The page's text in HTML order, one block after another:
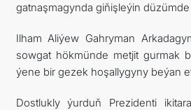
gatnaşmagynda giňişleýin
Ilham Aliýew Gahryman
sowgat hökmünde metjit gurmak
ýene bir gezek hoşallygyny beýan
Dostlukly ýurduň Prezidenti